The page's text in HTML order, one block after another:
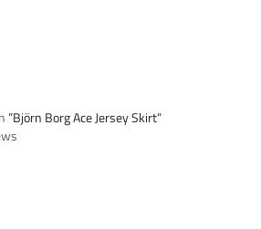
”Björn Borg Ace Jersey Skirt“